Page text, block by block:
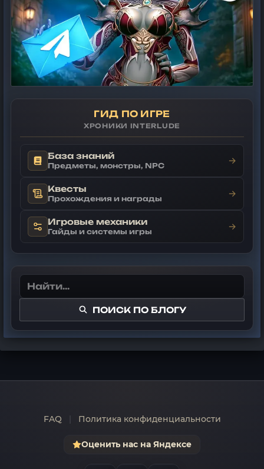
ГИД ПО ИГРЕ
ХРОНИКИ INTERLUDE
База знаний
Предметы, монстры, NPC →
Квесты
Прохождения и награды →
Игровые механики
Гайды и системы игры →
ПОИСК ПО БЛОГУ
FAQ Политика конфиденциальности
Оценить нас на Яндексе